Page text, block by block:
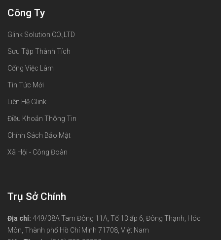
Công Ty
Glink Solution CO.,LTD
Sưu Tập Thành Tích
Cổng Việc Làm
Tin Tức Mới
Liên Hệ Glink
Điều Khoản Thông Tin
Chính Sách Bảo Mật
Xã Hội - Công Đoàn
Trụ Sở Chính
Địa chỉ: 449/38A Tam Đông 11A, Tổ 13 ấp 6, Đông Thạnh, Hóc
Môn, Thành phố Hồ Chí Minh 71708, Việt Nam